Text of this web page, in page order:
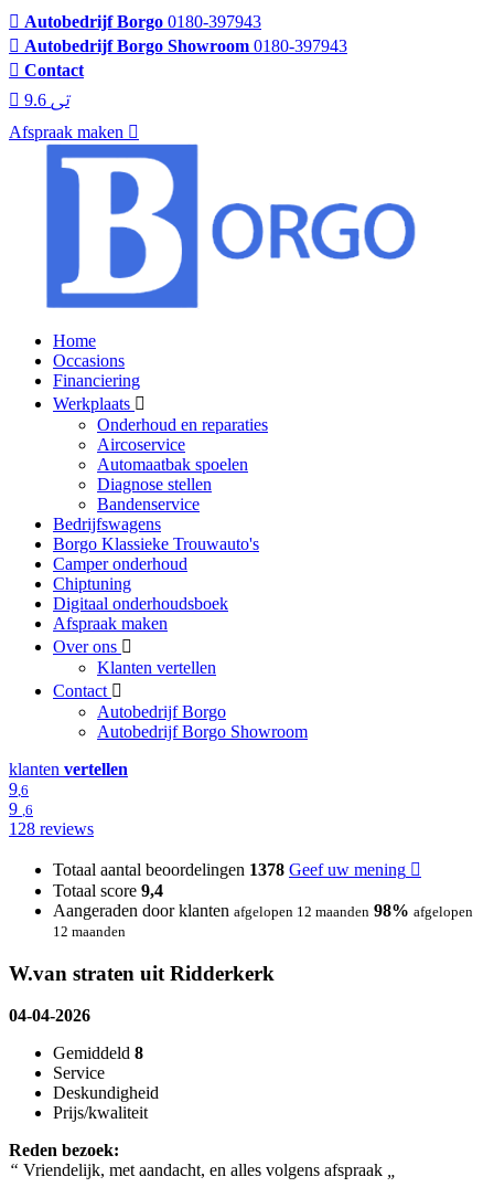
Autobedrijf Borgo 0180-397943
Autobedrijf Borgo Showroom 0180-397943
Contact
9.6
Afspraak maken
Home
Occasions
Financiering
Werkplaats
Onderhoud en reparaties
Aircoservice
Automaatbak spoelen
Diagnose stellen
Bandenservice
Bedrijfswagens
Borgo Klassieke Trouwauto's
Camper onderhoud
Chiptuning
Digitaal onderhoudsboek
Afspraak maken
Over ons
Klanten vertellen
Contact
Autobedrijf Borgo
Autobedrijf Borgo Showroom
klanten vertellen
9,6
9 ,6
128 reviews
Totaal aantal beoordelingen 1378 Geef uw mening
Totaal score 9,4
Aangeraden door klanten afgelopen 12 maanden 98% afgelopen
12 maanden
W.van straten uit Ridderkerk
04-04-2026
Gemiddeld 8
Service
Deskundigheid
Prijs/kwaliteit
Reden bezoek:
“ Vriendelijk, met aandacht, en alles volgens afspraak „